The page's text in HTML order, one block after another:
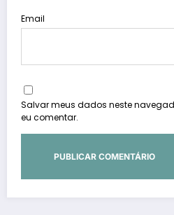
Email
Salvar meus dados neste
eu comentar.